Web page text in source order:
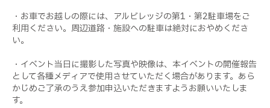
・お車でお越しの際には、アルビレッジの第1・第2駐車場をご
利用ください。周辺道路・施設への駐車は絶対におやめくださ
い。
・イベント当日に撮影した写真や映像は、本イベントの開催報告
として各種メディアで使用させていただく場合があります。あら
かじめご了承のうえ参加申込いただきますようお願いいたしま
す。